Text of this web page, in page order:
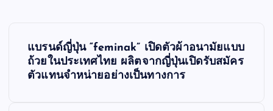
แบรนด์ญี่ปุ่น “feminak” เปิดตัวผ้าอนามัยแบบ
ถ้วยในประเทศไทย ผลิตจากญี่ปุ่นเปิดรับสมัคร
ตัวแทนจำหน่ายอย่างเป็นทางการ